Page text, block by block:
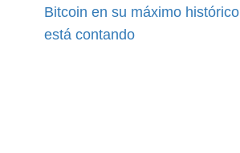
Bitcoin en su máximo
está contando